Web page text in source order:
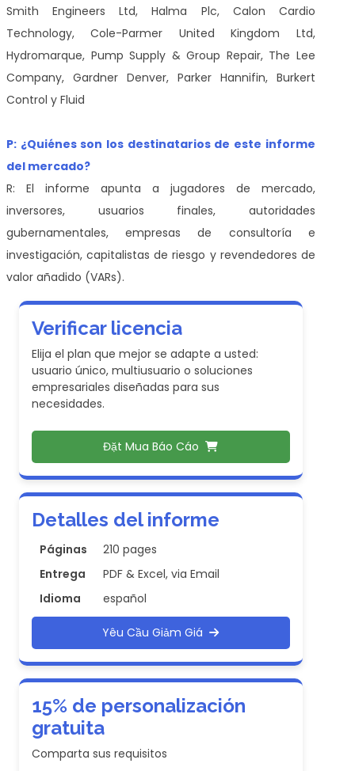
Smith Engineers Ltd, Halma Plc, Calon Cardio
Technology, Cole-Parmer United Kingdom Ltd,
Hydromarque, Pump Supply & Group Repair, The Lee
Company, Gardner Denver, Parker Hannifin, Burkert
Control y Fluid
P: ¿Quiénes son los destinatarios de este informe
del mercado?
R: El informe apunta a jugadores de mercado,
inversores, usuarios finales, autoridades
gubernamentales, empresas de consultoría e
investigación, capitalistas de riesgo y revendedores de
valor añadido (VARs).
Verificar licencia
Elija el plan que mejor se adapte a usted:
usuario único, multiusuario o soluciones
empresariales diseñadas para sus
necesidades.
Đặt Mua Báo Cáo
Detalles del informe
Páginas
210 pages
Entrega
PDF & Excel, via Email
Idioma
español
Yêu Cầu Giảm Giá
15% de personalización
gratuita
Comparta sus requisitos